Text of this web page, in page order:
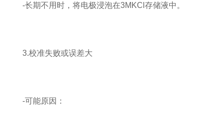
-长期不用时，将电极浸泡在3MKCl存储液中。
3.校准失败或误差大
-可能原因：